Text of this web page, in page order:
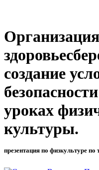
создание
уроках
культуры.
презентация по физкультуре по